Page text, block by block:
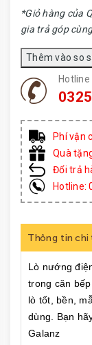
*Giỏ hàng của
gia trả góp
Phí vận
Quà
Đổi trả
Hotline:
Thông tin chi
Lò nướng
trong căn
lò tốt, bền,
dùng. Bạn
Galanz